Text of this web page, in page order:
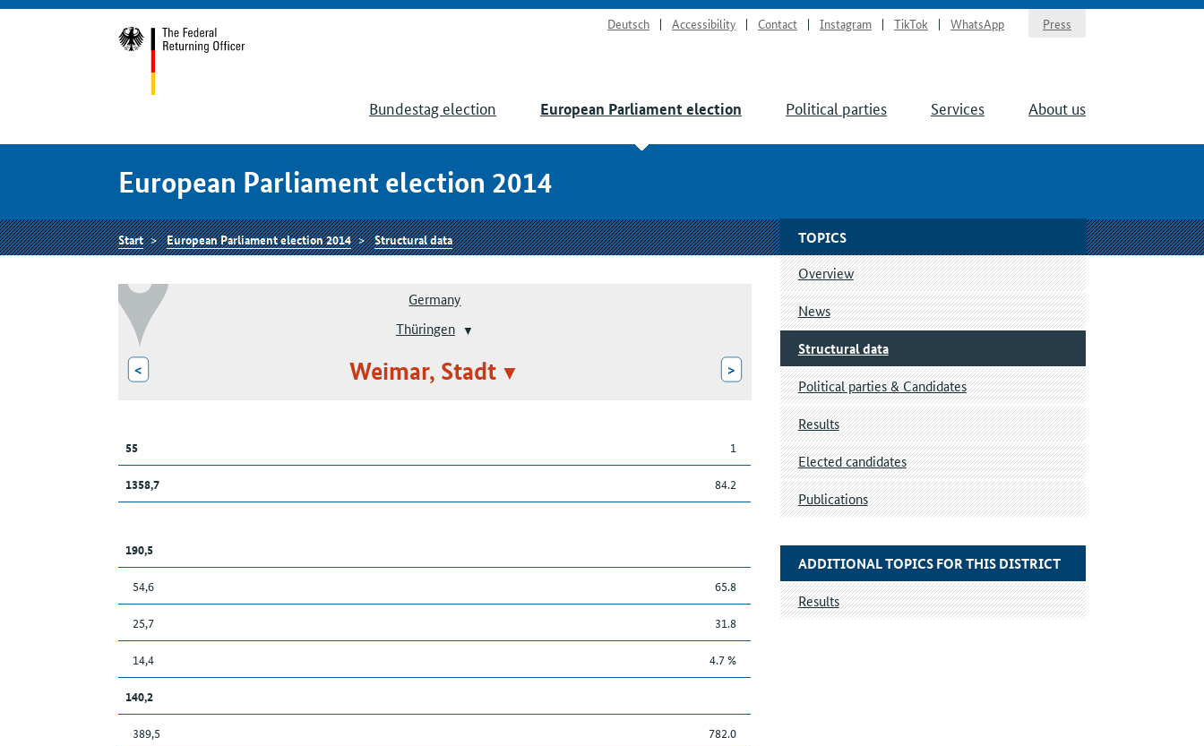
Deutsch Accessibility Contact Instagram TikTok WhatsApp Press
Bundestag election European Parliament election Political parties Services About us
European Parliament election 2014
Start European Parliament election 2014 Structural data
Germany
Thüringen
< Weimar, Stadt >
55 1
1358,7 84.2
190,5
54,6 65.8
25,7 31.8
14,4 4.7 %
140,2
389,5 782.0
TOPICS
Overview
News
Structural data
Political parties & Candidates
Results
Elected candidates
Publications
ADDITIONAL TOPICS FOR THIS DISTRICT
Results